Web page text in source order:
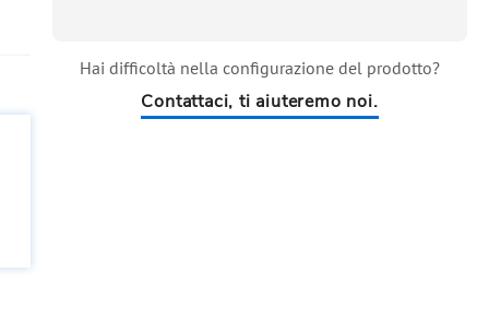
Hai difficoltà nella configurazione del prodotto?
Contattaci, ti aiuteremo noi.